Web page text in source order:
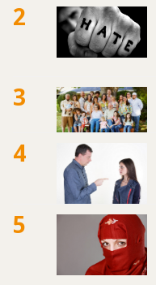
2
3
4
5